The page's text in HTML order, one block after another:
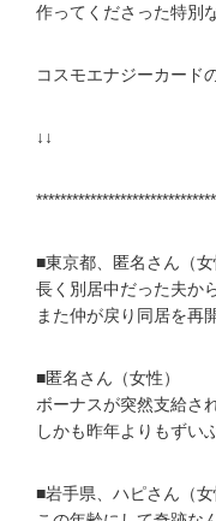
作ってくださった特別
コスモエナジーカード
↓↓
■東京都、匿名さん（女
長く別居中だった夫か
また仲が戻り同居を再
■匿名さん（女性）
ボーナスが突然支給さ
しかも昨年よりもずい
■岩手県、ハピさん（女